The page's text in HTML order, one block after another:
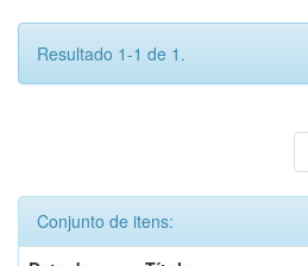
Resultado 1-1 de 1.
Conjunto de itens: